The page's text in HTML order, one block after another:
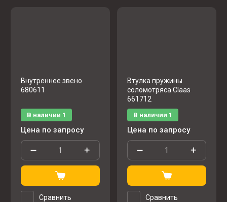
Внутреннее звено
680611
В наличии 1
Цена по запросу
Сравнить
Втулка пружины
соломотряса Claas
661712
В наличии 1
Цена по запросу
Сравнить